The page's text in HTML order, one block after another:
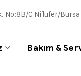
No:8B/C Ni̇lüfer/Bursa
Bakım &